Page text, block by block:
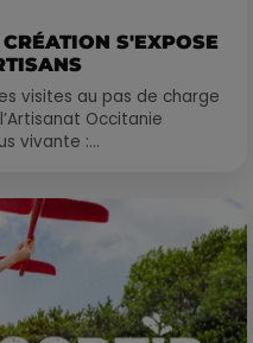
S'EXPOSE
visites au pas de charge
Occitanie
vivante :...